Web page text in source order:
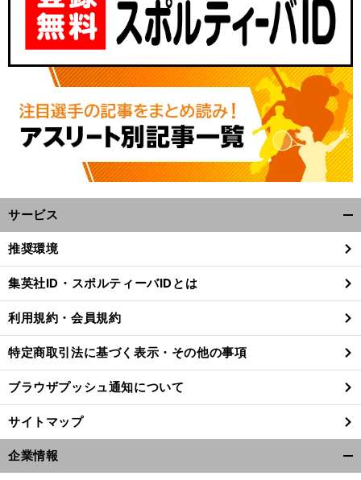
サービス
閉
る
推奨環境
集英社ID・スポルティーバIDとは
利用規約・会員規約
特定商取引法に基づく表示・その他の事項
ブラウザプッシュ通知について
サイトマップ
企業情報